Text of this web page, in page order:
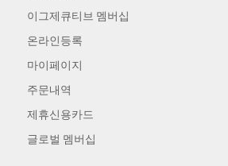
이그제큐티브 멤버십
온라인등록
마이페이지
주문내역
제휴신용카드
글로벌 멤버십